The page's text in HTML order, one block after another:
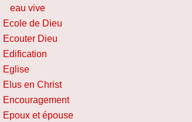
eau vive
Ecole de Dieu
Ecouter Dieu
Edification
Eglise
Elus en Christ
Encouragement
Epoux et épouse